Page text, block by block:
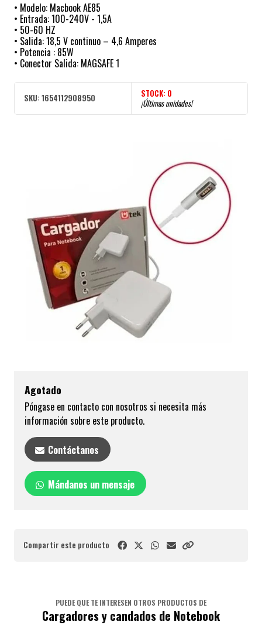
• Modelo: Macbook AE85
• Entrada: 100-240V - 1,5A
• 50-60 HZ
• Salida: 18,5 V continuo – 4,6 Amperes
• Potencia : 85W
• Conector Salida: MAGSAFE 1
SKU: 1654112908950 STOCK: 0
¡Últimas unidades!
Agotado
Póngase en contacto con nosotros si necesita más
información sobre este producto.
Contáctanos
Mándanos un mensaje
Compartir este producto
PUEDE QUE TE INTERESEN OTROS PRODUCTOS DE
Cargadores y candados de Notebook